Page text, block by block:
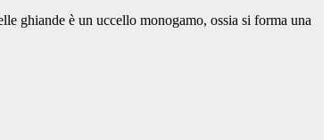
ghiande è un uccello monogamo, ossia si forma una